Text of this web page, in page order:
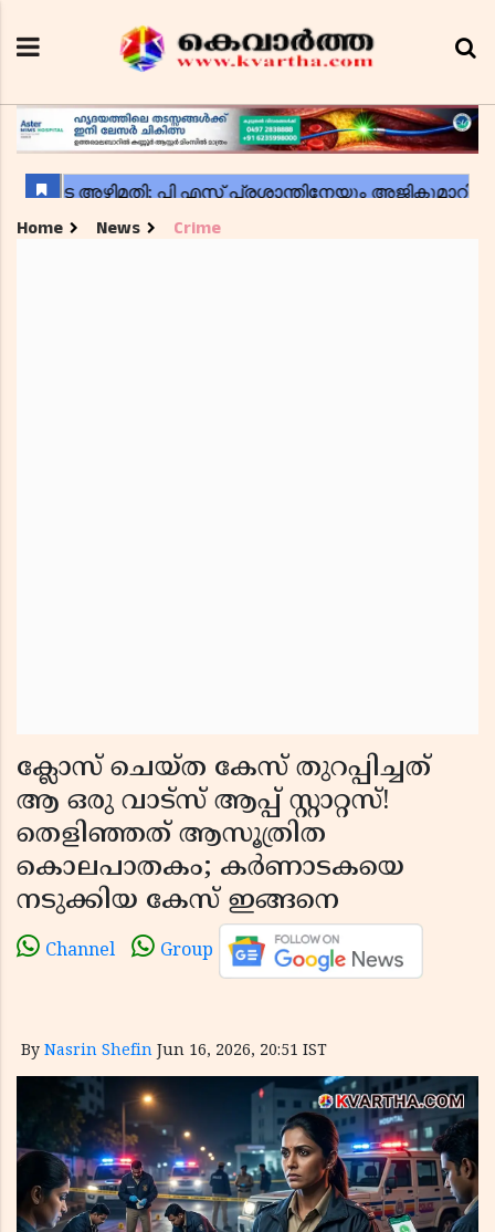
Home News Crime
ക്ലോസ് ചെയ്ത കേസ് തുറപ്പിച്ചത്
ആ ഒരു വാട്സ് ആപ്പ് സ്റ്റാറ്റസ്!
തെളിഞ്ഞത് ആസൂത്രിത
കൊലപാതകം; കർണാടകയെ
നടുക്കിയ കേസ് ഇങ്ങനെ
Channel Group
By Nasrin Shefin Jun 16, 2026, 20:51 IST